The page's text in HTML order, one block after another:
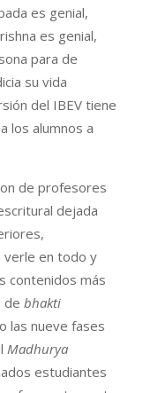
es genial,
es genial,
para de
su vida
del IBEV tiene
los alumnos a
de profesores
dejada
verle en todo y
contenidos más
de bhakti
las nueve fases
Madhurya
estudiantes